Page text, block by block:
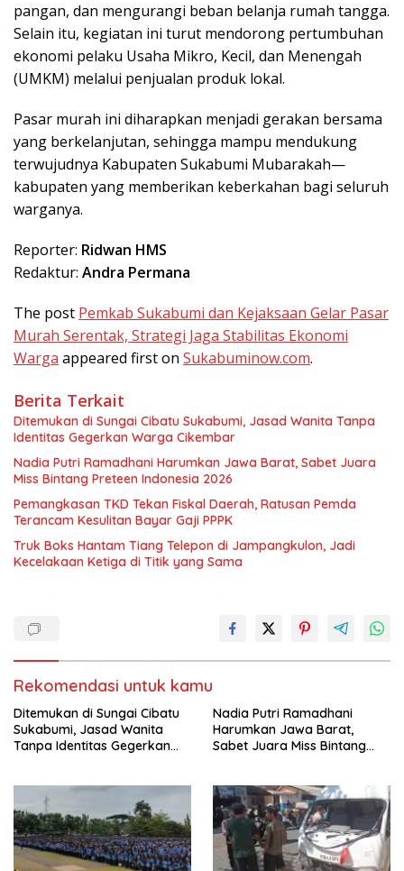
pangan, dan mengurangi beban belanja rumah tangga.
Selain itu, kegiatan ini turut mendorong pertumbuhan
ekonomi pelaku Usaha Mikro, Kecil, dan Menengah
(UMKM) melalui penjualan produk lokal.
Pasar murah ini diharapkan menjadi gerakan bersama
yang berkelanjutan, sehingga mampu mendukung
terwujudnya Kabupaten Sukabumi Mubarakah—
kabupaten yang memberikan keberkahan bagi seluruh
warganya.
Reporter: Ridwan HMS
Redaktur: Andra Permana
The post Pemkab Sukabumi dan Kejaksaan Gelar Pasar
Murah Serentak, Strategi Jaga Stabilitas Ekonomi
Warga appeared first on Sukabuminow.com.
Berita Terkait
Ditemukan di Sungai Cibatu Sukabumi, Jasad Wanita Tanpa
Identitas Gegerkan Warga Cikembar
Nadia Putri Ramadhani Harumkan Jawa Barat, Sabet Juara
Miss Bintang Preteen Indonesia 2026
Pemangkasan TKD Tekan Fiskal Daerah, Ratusan Pemda
Terancam Kesulitan Bayar Gaji PPPK
Truk Boks Hantam Tiang Telepon di Jampangkulon, Jadi
Kecelakaan Ketiga di Titik yang Sama
Rekomendasi untuk kamu
Ditemukan di Sungai Cibatu
Sukabumi, Jasad Wanita
Tanpa Identitas Gegerkan
Nadia Putri Ramadhani
Harumkan Jawa Barat,
Sabet Juara Miss Bintang